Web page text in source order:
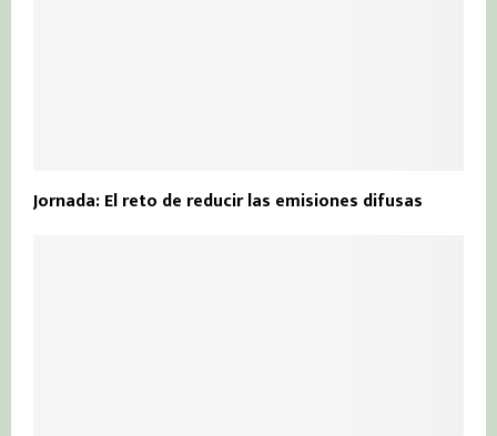
Jornada: El reto de reducir las emisiones difusas